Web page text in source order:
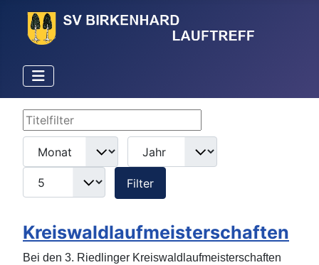
Filter
Titelfilter
Monat
Jahr
Filter
Kreiswaldlaufmeisterschaften
Bei den 3. Riedlinger Kreiswaldlaufmeisterschaften